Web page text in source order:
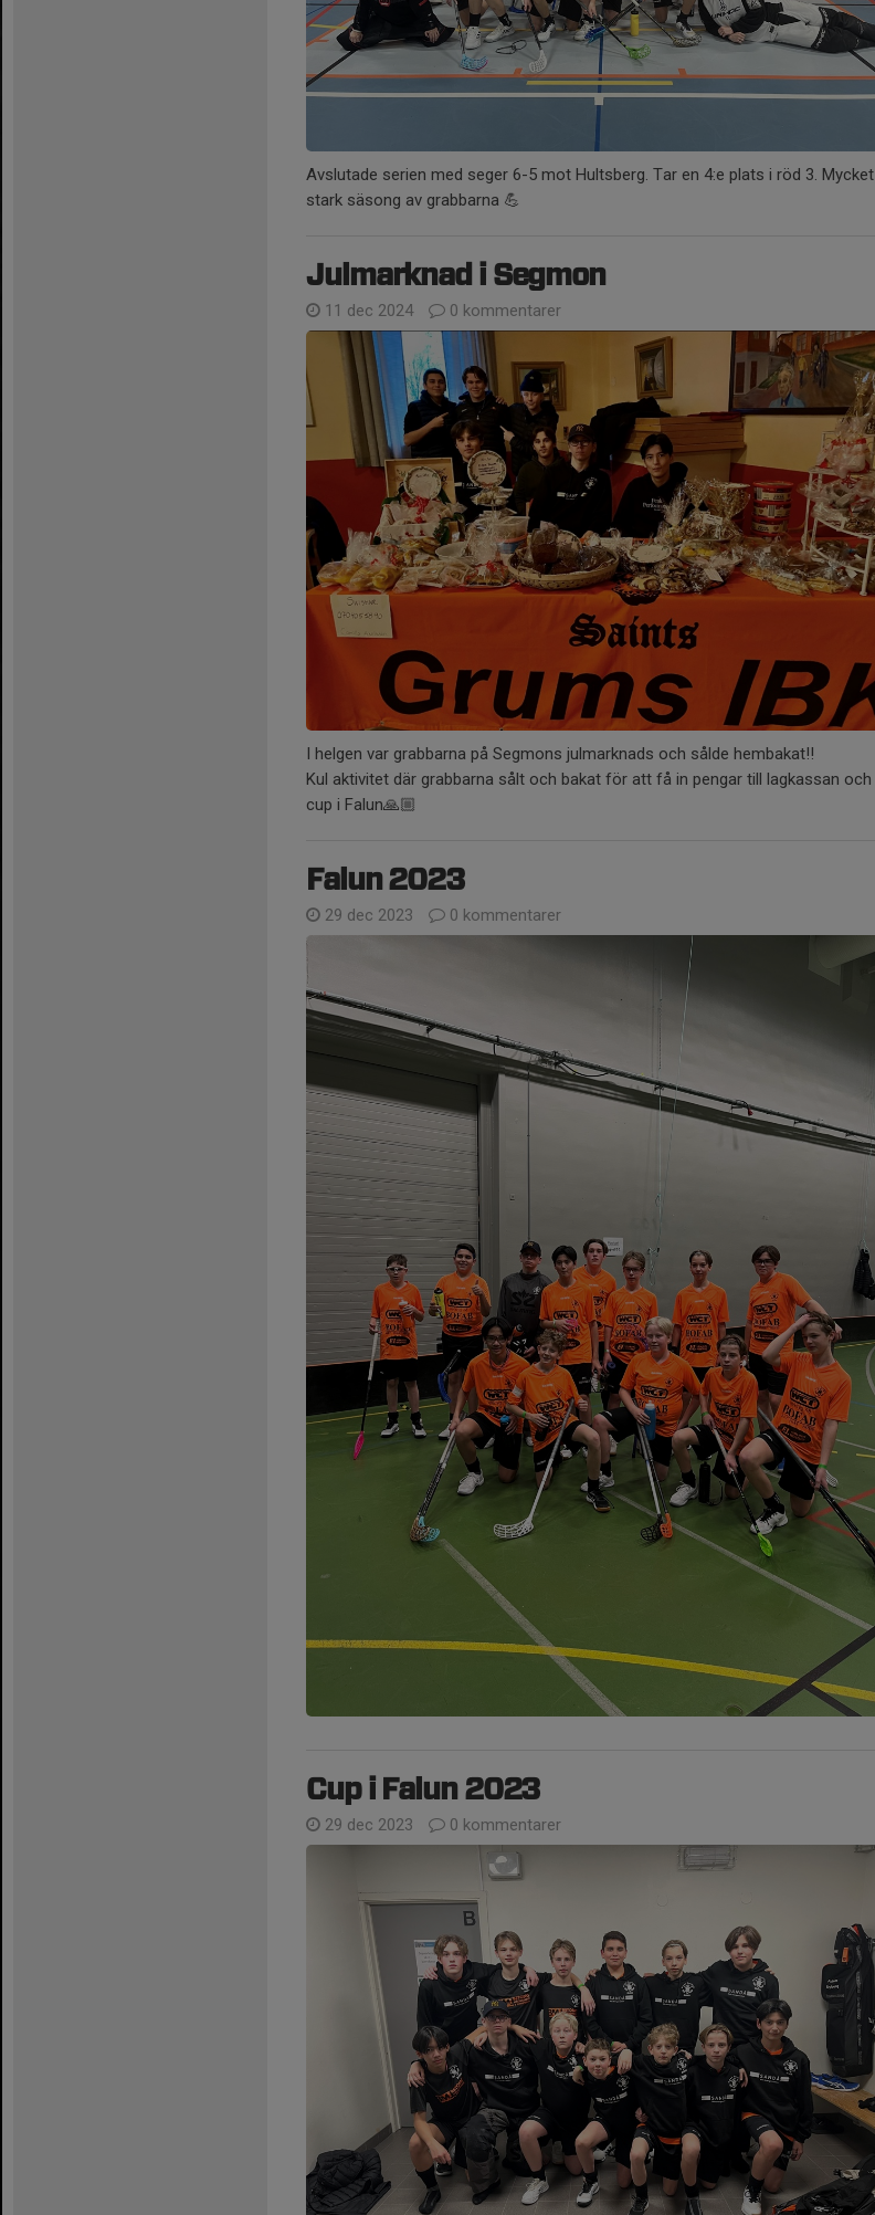
Avslutade serien med seger 6-5 mot Hultsberg. Tar en 4:e plats i röd 3. Mycket
stark säsong av grabbarna 💪
Julmarknad i Segmon
11 dec 2024 0 kommentarer
I helgen var grabbarna på Segmons julmarknads och sålde hembakat!!
Kul aktivitet där grabbarna sålt och bakat för att få in pengar till lagkassan och
cup i Falun🙏🏼
Falun 2023
29 dec 2023 0 kommentarer
Cup i Falun 2023
29 dec 2023 0 kommentarer